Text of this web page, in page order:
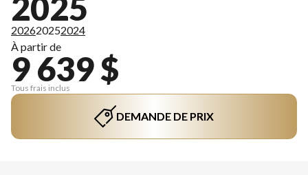
2025
202620252024
À partir de
9 639 $
Tous frais inclus
DEMANDE DE PRIX